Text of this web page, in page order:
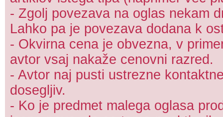
- Zgolj povezava na oglas nekam
Lahko pa je povezava dodana k
- Okvirna cena je obvezna, v
avtor vsaj nakaže cenovni razred.
- Avtor naj pusti ustrezne
dosegljiv.
- Ko je predmet malega oglasa